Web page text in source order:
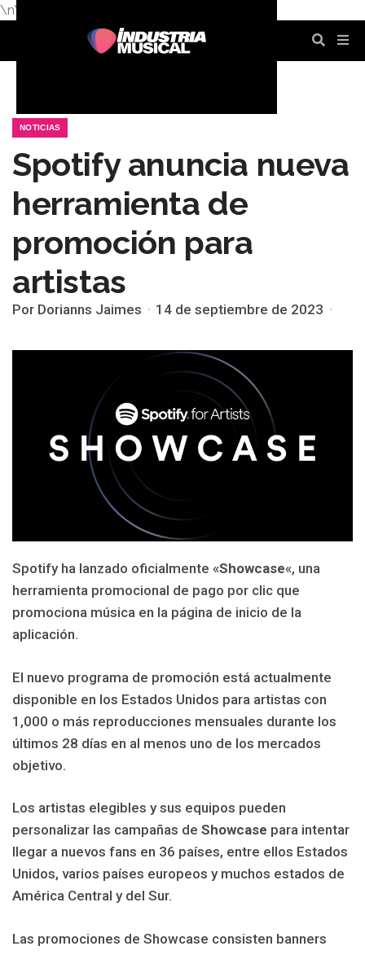
\n\n
NOTICIAS
Spotify anuncia nueva
herramienta de
promoción para
artistas
Por Dorianns Jaimes 14 de septiembre de 2023
Spotify ha lanzado oficialmente «Showcase«, una
herramienta promocional de pago por clic que
promociona música en la página de inicio de la
aplicación.
El nuevo programa de promoción está actualmente
disponible en los Estados Unidos para artistas con
1,000 o más reproducciones mensuales durante los
últimos 28 días en al menos uno de los mercados
objetivo.
Los artistas elegibles y sus equipos pueden
personalizar las campañas de Showcase para intentar
llegar a nuevos fans en 36 países, entre ellos Estados
Unidos, varios países europeos y muchos estados de
América Central y del Sur.
Las promociones de Showcase consisten banners